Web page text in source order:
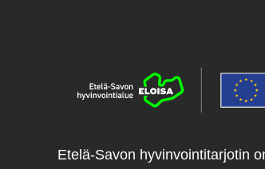
Etelä-Savon hyvinvointitarjotin